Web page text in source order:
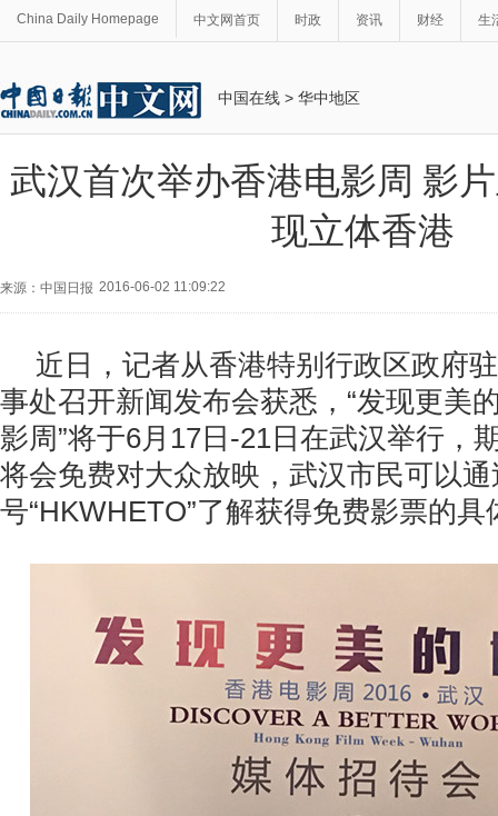
China Daily Homepage 中文网首页 时政 资讯 财经 生
中国在线 > 华中地区
武汉首次举办香港电影周 影
现立体香港
来源：中国日报 2016-06-02 11:09:22
近日，记者从香港特别行政区政府
事处召开新闻发布会获悉，“发现更美
影周”将于6月17日-21日在武汉举行，
将会免费对大众放映，武汉市民可以
号“HKWHETO”了解获得免费影票的具